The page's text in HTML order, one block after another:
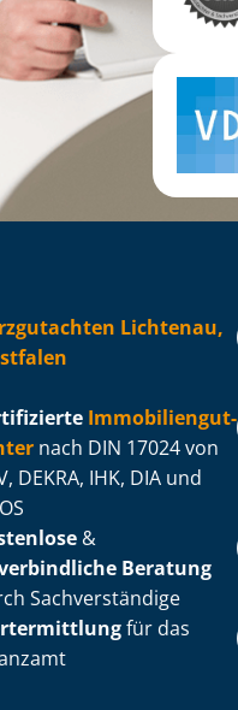
Lichtenau,
Im­mo­bi­li­en­gut­
nach DIN 17024 von
DEKRA, IHK, DIA und
&
Beratung
Sachverständige
für das